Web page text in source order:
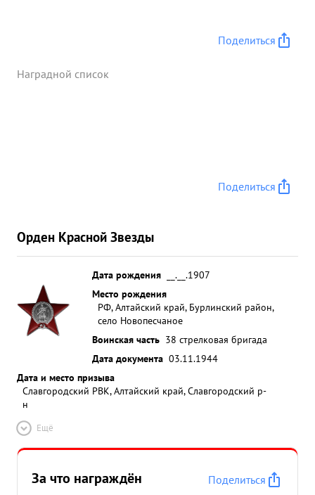
Поделиться
Наградной список
Поделиться
Орден Красной Звезды
Дата рождения
__.__.1907
Место рождения
РФ, Алтайский край, Бурлинский район,
село Новопесчаное
Воинская часть 38 стрелковая бригада
Дата документа 03.11.1944
Дата и место призыва
Славгородский РВК, Алтайский край, Славгородский р-
н
Ещё
За что награждён
Поделиться